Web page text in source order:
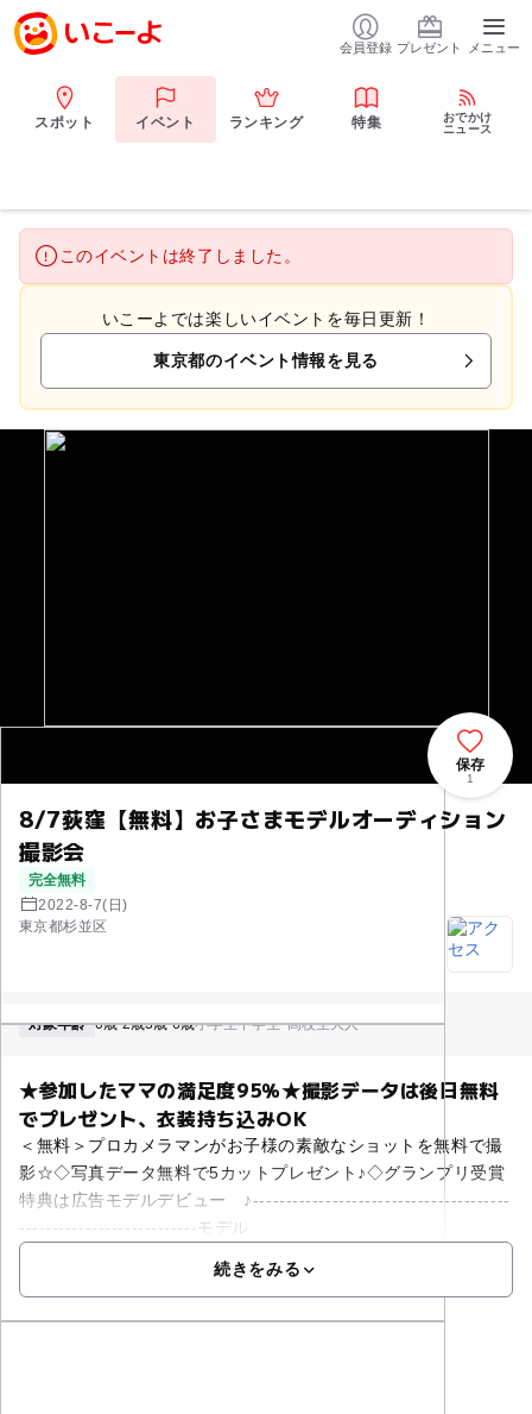
会員登録 プレゼント メニュー
スポット イベント ランキング 特集
おでかけ
ニュース
このイベントは終了しました。
いこーよでは楽しいイベントを毎日更新！
東京都のイベント情報を見る
8/7荻窪【無料】お子さまモデルオーディション
撮影会
完全無料
2022-8-7(日)
東京都杉並区
保存
1
対象年齢 0歳-2歳3歳-6歳小学生中学生･高校生大人
★参加したママの満足度95％★撮影データは後日無料
でプレゼント、衣装持ち込みOK
＜無料＞プロカメラマンがお子様の素敵なショットを無料で撮
影☆◇写真データ無料で5カットプレゼント♪◇グランプリ受賞
特典は広告モデルデビュー ♪---------------------------------------
---------------------------モデル
続きをみる